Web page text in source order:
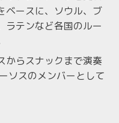
ベースに、ソウル、ブ
ラテンなど各国のルー
からスナックまで演奏
ソスのメンバーとして